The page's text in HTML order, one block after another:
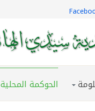
الحوكمة المحلية